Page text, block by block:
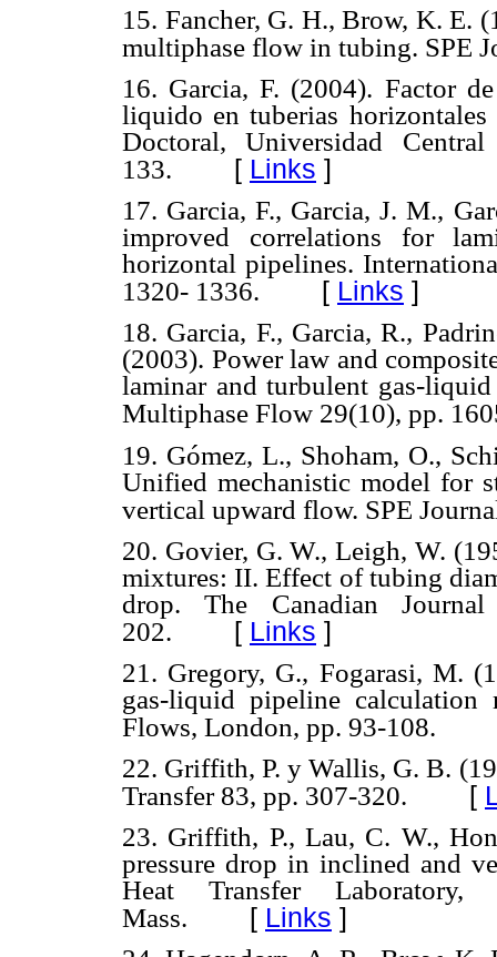
15. Fancher, G. H., Brow, K. E.
multiphase flow in tubing. SPE
16. Garcia, F. (2004). Factor
liquido en tuberias
Doctoral, Universidad
133. [ Links ]
17. Garcia, F., Garcia, J. M.,
improved correlations for
horizontal pipelines.
1320- 1336. [ Links ]
18. Garcia, F., Garcia, R.,
(2003). Power law and
laminar and turbulent gas-
Multiphase Flow 29(10), pp.
19. Gómez, L., Shoham, O.,
Unified mechanistic model for
vertical upward flow. SPE
20. Govier, G. W., Leigh, W.
mixtures: II. Effect of tubing
drop. The Canadian
202. [ Links ]
21. Gregory, G., Fogarasi, M.
gas-liquid pipeline
Flows, London, pp. 93-108.
22. Griffith, P. y Wallis, G. B.
Transfer 83, pp. 307-320. [
23. Griffith, P., Lau, C. W.,
pressure drop in inclined and
Heat Transfer
Mass. [ Links ]